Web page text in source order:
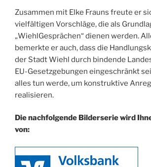
Zusammen mit Elke Frauns freute er
vielfältigen Vorschläge, die als
„WiehlGesprächen“ dienen werden.
bemerkte er auch, dass die
der Stadt Wiehl durch bindende
EU-Gesetzgebungen eingeschränkt
alles tun werde, um konstruktive
realisieren.
Die nachfolgende Bilderserie wird
von: